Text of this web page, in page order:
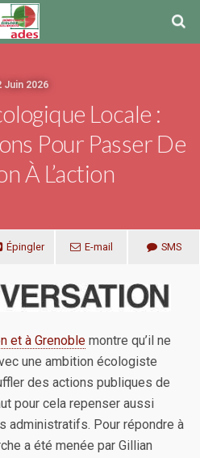
Juin 2026
Locale :
Pour Passer De
À L’action
Épingler E-mail SMS
et à Grenoble montre qu’il ne
une ambition écologiste
des actions publiques de
pour cela repenser aussi
administratifs. Pour répondre à
a été menée par Gillian